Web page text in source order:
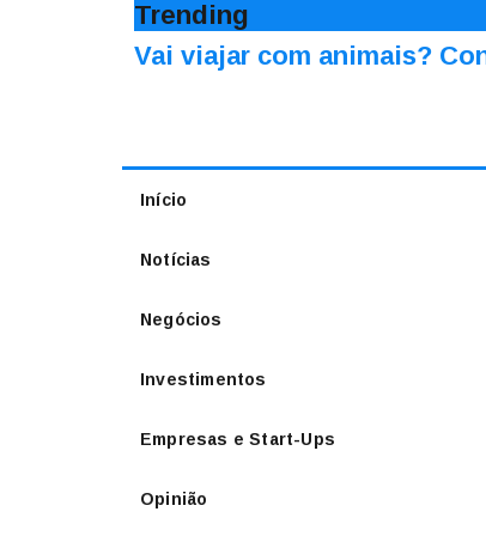
Trending
Vai viajar com animais?
Início
Notícias
Negócios
Investimentos
Empresas e Start-Ups
Opinião